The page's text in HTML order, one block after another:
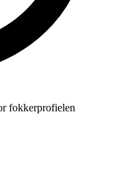
fokkerprofielen